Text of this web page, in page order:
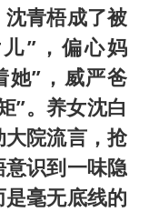
青梧成了被
”，偏心妈
她”，威严爸
”。养女沈白
院流言，抢
识到一味隐
毫无底线的